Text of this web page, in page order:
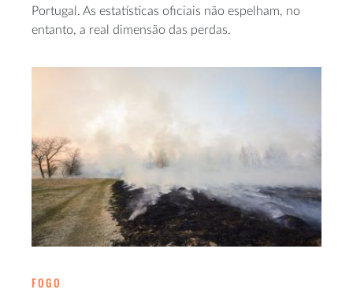
Portugal. As estatísticas oficiais não espelham, no
entanto, a real dimensão das perdas.
FOGO